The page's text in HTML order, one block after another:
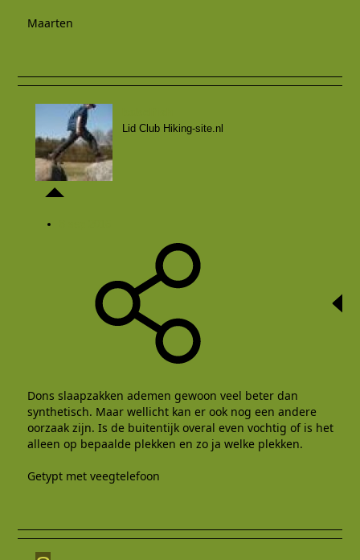
Maarten
Lid Club Hiking-site.nl
Dons slaapzakken ademen gewoon veel beter dan
synthetisch. Maar wellicht kan er ook nog een andere
oorzaak zijn. Is de buitentijk overal even vochtig of is het
alleen op bepaalde plekken en zo ja welke plekken.
Getypt met veegtelefoon